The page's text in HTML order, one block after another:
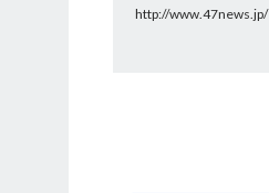
http://www.47news.jp/